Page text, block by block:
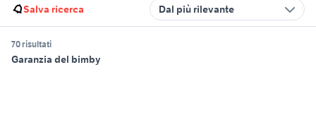
Salva ricerca Dal più rilevante
70 risultati
Garanzia del bimby